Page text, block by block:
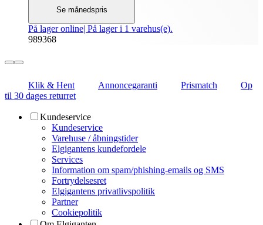
Se månedspris
På lager online| På lager i 1 varehus(e).
989368
Klik & Hent Annoncegaranti Prismatch
Op
til 30 dages returret
Kundeservice
Kundeservice
Varehuse / åbningstider
Elgigantens kundefordele
Services
Information om spam/phishing-emails og SMS
Fortrydelsesret
Elgigantens privatlivspolitik
Partner
Cookiepolitik